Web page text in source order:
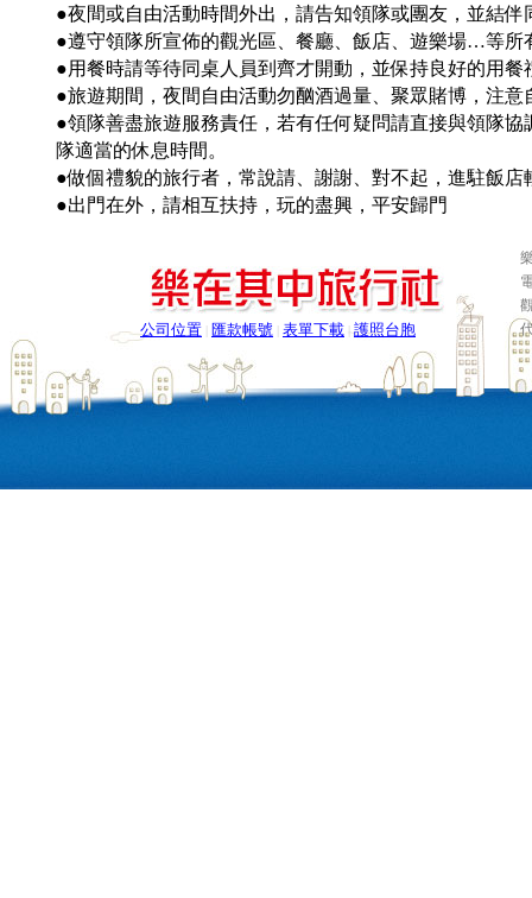
●夜間或自由活動時間外出，請告知領隊或團友，並結
●遵守領隊所宣佈的觀光區、餐廳、飯店、遊樂場…等所
●用餐時請等待同桌人員到齊才開動，並保持良好的用
●旅遊期間，夜間自由活動勿酗酒過量、聚眾賭博，注意
●領隊善盡旅遊服務責任，若有任何疑問請直接與領隊
隊適當的休息時間。
●做個禮貌的旅行者，常說請、謝謝、對不起，進駐飯
●出門在外，請相互扶持，玩的盡興，平安歸門
公司位置 匯款帳號 表單下載 |護照台胞